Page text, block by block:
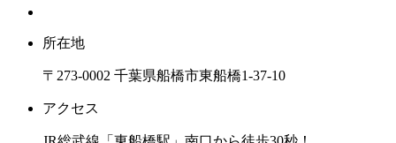
所在地
〒273-0002 千葉県船橋市東船橋1-37-10
アクセス